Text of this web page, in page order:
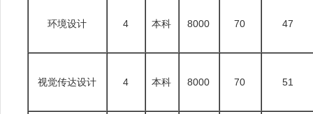
环境设计 4 本科 8000 70 47
视觉传达设计 4 本科 8000 70 51